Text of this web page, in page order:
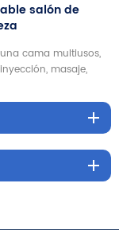
salón de
cama multiusos,
masaje,